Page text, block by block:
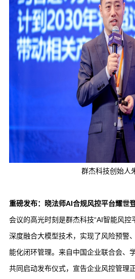
群杰科技创始人
重磅发布：晓法师AI合规风控平台耀世
会议的高光时刻是群杰科技“AI智能风控
深度融合大模型技术，实现了风险预警
能化闭环管理。来自中国企业联合会、
共同启动发布仪式，宣告企业风控管理